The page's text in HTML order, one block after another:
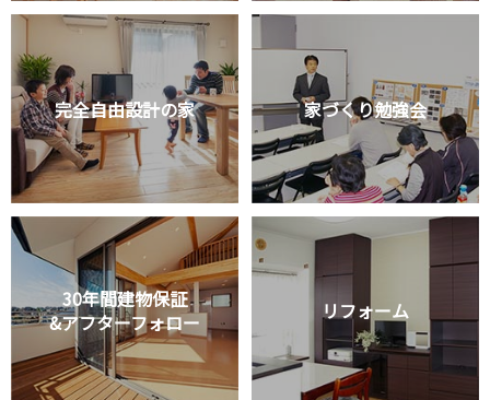
完全自由設計の家 家づくり勉強会
30年間建物保証
&アフターフォロー
リフォーム